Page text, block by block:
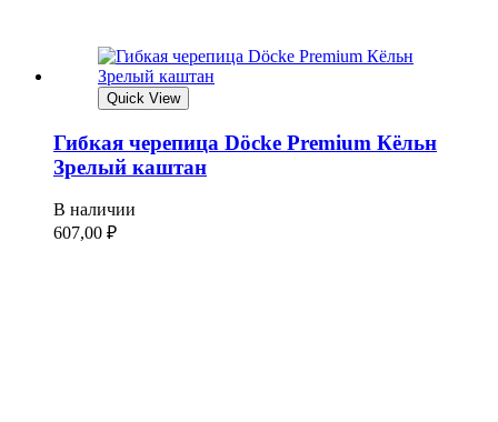
Quick View
Гибкая черепица Döcke Premium Кёльн
Зрелый каштан
В наличии
607,00 ₽